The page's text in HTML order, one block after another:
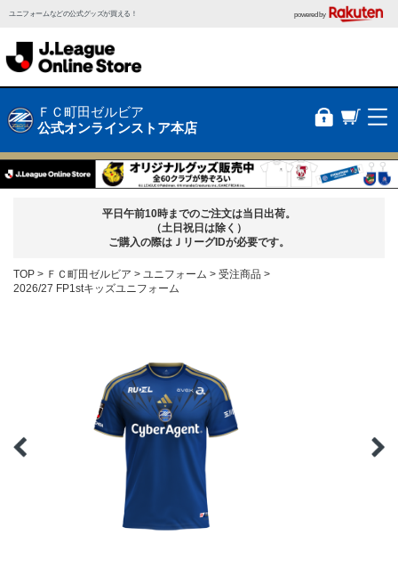
ユニフォームなどの公式グッズが買える！ powered by
ＦＣ町田ゼルビア
公式オンラインストア本店
平日午前10時までのご注文は当日出荷。
（土日祝日は除く）
ご購入の際はＪリーグIDが必要です。
TOP ＦＣ町田ゼルビア ユニフォーム
受注商品
2026/27 FP1stキッズユニフォーム